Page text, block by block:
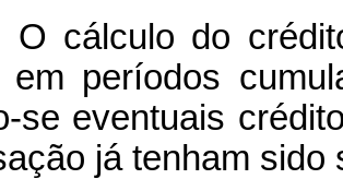
cálculo do
em períodos
se eventuais
já tenham sido